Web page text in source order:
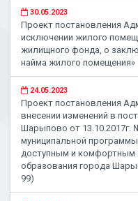
30.05.2023
Проект постановления
исключении жилого
жилищного фонда, о
найма жилого помещения»
24.05.2023
Проект постановления
внесении изменений в
Шарыпово от 13.10.2017г.
муниципальной
доступным и комфортным
образования города
99)